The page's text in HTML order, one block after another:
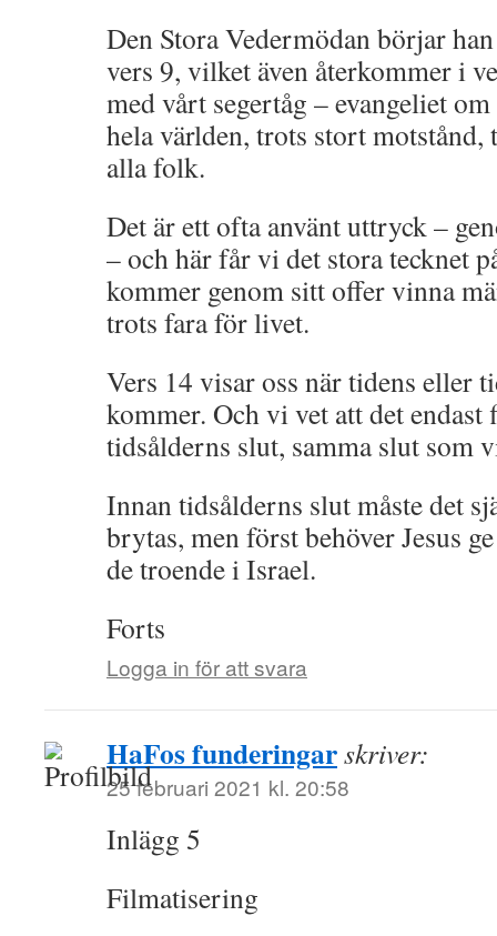
Den Stora Vedermödan börjar
vers 9, vilket även återkommer i
med vårt segertåg – evangeliet
hela världen, trots stort
alla folk.
Det är ett ofta använt uttryck –
– och här får vi det stora tecknet
kommer genom sitt offer vinna
trots fara för livet.
Vers 14 visar oss när tidens eller
kommer. Och vi vet att det
tidsålderns slut, samma slut som
Innan tidsålderns slut måste det
brytas, men först behöver Jesus
de troende i Israel.
Forts
Logga in för att svara
HaFos funderingarskriver:
25 februari 2021 kl. 20:58
Inlägg 5
Filmatisering